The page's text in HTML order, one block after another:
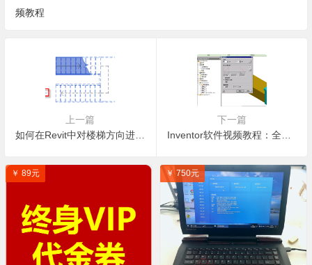
频教程
上一篇
如何在Revit中对楼梯方向进行翻转？
下一篇
￥ 89元 ￥ 750元